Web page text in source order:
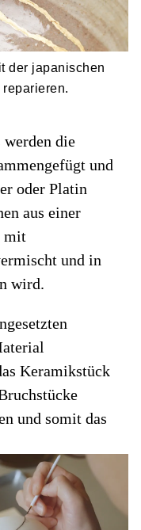
der japanischen
die
und
oder Platin
aus einer
mit
und in
wird.
Keramikstück
und somit das